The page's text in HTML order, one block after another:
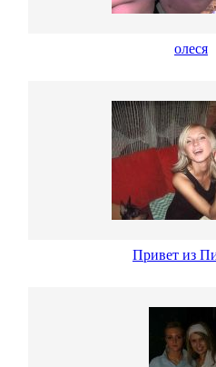
олеся
Привет из